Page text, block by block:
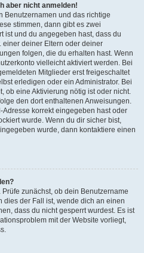
aber nicht anmelden!
Benutzernamen und das richtige
stimmen, dann gibt es zwei
ist und du angegeben hast, dass du
einer deiner Eltern oder deiner
folgen, die du erhalten hast. Wenn
vielleicht aktiviert werden. Bei
Mitglieder erst freigeschaltet
erledigen oder ein Administrator. Bei
ob eine Aktivierung nötig ist oder nicht.
den dort enthaltenen Anweisungen.
korrekt eingegeben hast oder
wurde. Wenn du dir sicher bist,
wurde, dann kontaktiere einen
zunächst, ob dein Benutzername
dies der Fall ist, wende dich an einen
dass du nicht gesperrt wurdest. Es ist
mit der Website vorliegt,